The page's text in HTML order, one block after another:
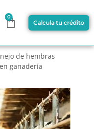
0
Calcula tu crédito
de hembras
ganadería